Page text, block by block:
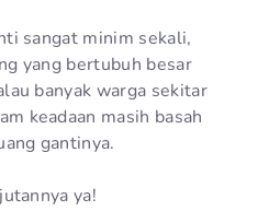
sangat minim sekali,
yang bertubuh besar
banyak warga sekitar
keadaan masih basah
gantinya.
ya!